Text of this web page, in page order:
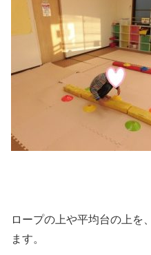
ロープの上や平均台の上を
ます。